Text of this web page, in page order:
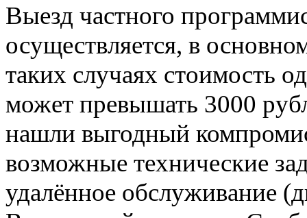
Выезд частного
осуществляется, в
таких случаях стоимость
может превышать 3000
нашли выгодный
возможные технические
удалённое обслуживание